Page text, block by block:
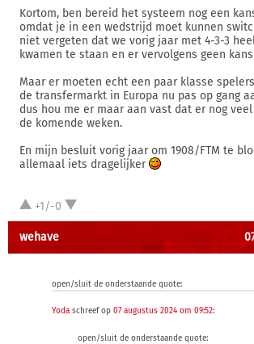
Kortom, ben bereid het systeem nog een
omdat je in een wedstrijd moet kunnen
niet vergeten dat we vorig jaar met 4-3-3
kwamen te staan en er vervolgens geen
Maar er moeten echt een paar klasse
de transfermarkt in Europa nu pas op gang
dus hou me er maar aan vast dat er nog
de komende weken.
En mijn besluit vorig jaar om 1908/FTM te
allemaal iets dragelijker
+1/-0
wehave
open/sluit de onderstaande quote:
Yoda schreef op 07 augustus 2024 om 09:52:
open/sluit de onderstaande quote: